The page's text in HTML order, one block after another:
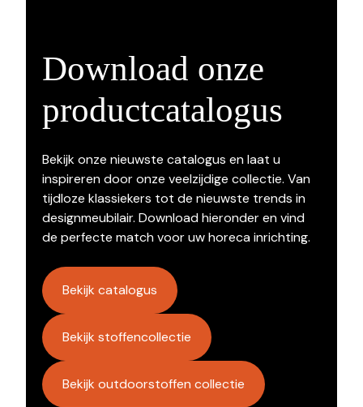
Download onze
productcatalogus
Bekijk onze nieuwste catalogus en laat u
inspireren door onze veelzijdige collectie. Van
tijdloze klassiekers tot de nieuwste trends in
designmeubilair. Download hieronder en vind
de perfecte match voor uw horeca inrichting.
Bekijk catalogus
Bekijk stoffencollectie
Bekijk outdoorstoffen collectie